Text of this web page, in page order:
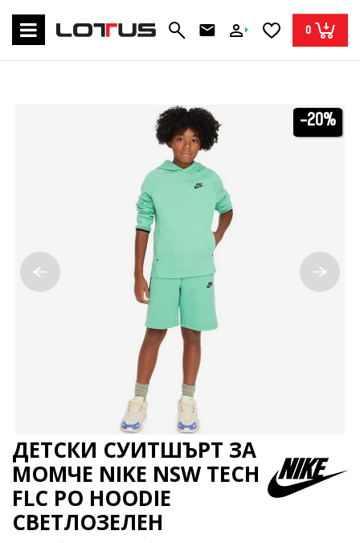
0
-20%
ДЕТСКИ СУИТШЪРТ ЗА
МОМЧЕ NIKE NSW TECH
FLC PO HOODIE
СВЕТЛОЗЕЛЕН